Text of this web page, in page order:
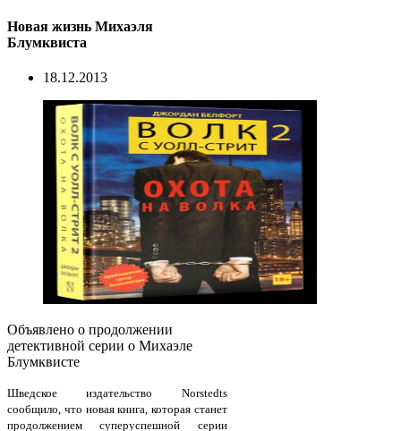
Новая жизнь Михаэля
Блумквиста
18.12.2013
Объявлено о продолжении
детективной серии о Михаэле
Блумквисте
Шведское издательство Norstedts
сообщило, что новая книга, которая станет
продолжением суперуспешной серии